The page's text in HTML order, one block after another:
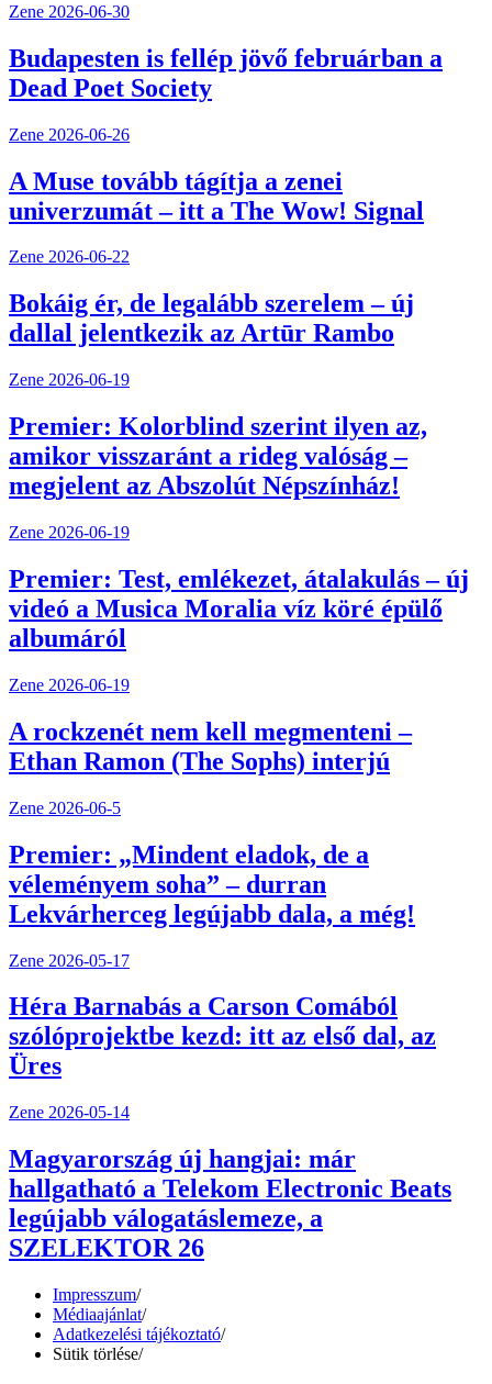
Zene 2026-06-30
Budapesten is fellép jövő februárban a
Dead Poet Society
Zene 2026-06-26
A Muse tovább tágítja a zenei
univerzumát – itt a The Wow! Signal
Zene 2026-06-22
Bokáig ér, de legalább szerelem – új
dallal jelentkezik az Artūr Rambo
Zene 2026-06-19
Premier: Kolorblind szerint ilyen az,
amikor visszaránt a rideg valóság –
megjelent az Abszolút Népszínház!
Zene 2026-06-19
Premier: Test, emlékezet, átalakulás – új
videó a Musica Moralia víz köré épülő
albumáról
Zene 2026-06-19
A rockzenét nem kell megmenteni –
Ethan Ramon (The Sophs) interjú
Zene 2026-06-5
Premier: „Mindent eladok, de a
véleményem soha” – durran
Lekvárherceg legújabb dala, a még!
Zene 2026-05-17
Héra Barnabás a Carson Comából
szólóprojektbe kezd: itt az első dal, az
Üres
Zene 2026-05-14
Magyarország új hangjai: már
hallgatható a Telekom Electronic Beats
legújabb válogatáslemeze, a
SZELEKTOR 26
Impresszum/
Médiaajánlat/
Adatkezelési tájékoztató/
Sütik törlése/